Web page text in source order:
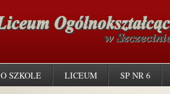
O SZKOLE LICEUM SP NR 6